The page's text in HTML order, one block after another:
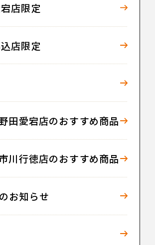
店限定
店限定
田愛宕店のおすすめ商品
川行徳店のおすすめ商品
お知らせ